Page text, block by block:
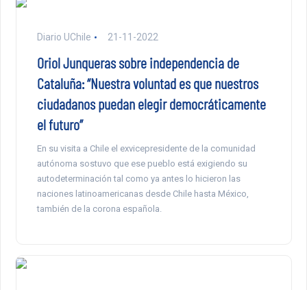
Diario UChile 21-11-2022
Oriol Junqueras sobre independencia de
Cataluña: “Nuestra voluntad es que nuestros
ciudadanos puedan elegir democráticamente
el futuro”
En su visita a Chile el exvicepresidente de la comunidad
autónoma sostuvo que ese pueblo está exigiendo su
autodeterminación tal como ya antes lo hicieron las
naciones latinoamericanas desde Chile hasta México,
también de la corona española.